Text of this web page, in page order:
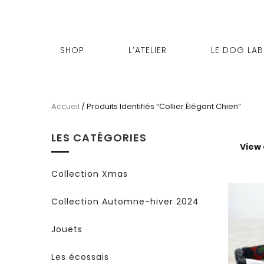
SHOP L’ATELIER LE DOG LAB
Accueil / Produits Identifiés “collier Élégant Chien”
LES CATÉGORIES
Collection Xmas
Collection Automne-hiver 2024
Jouets
Les écossais
View